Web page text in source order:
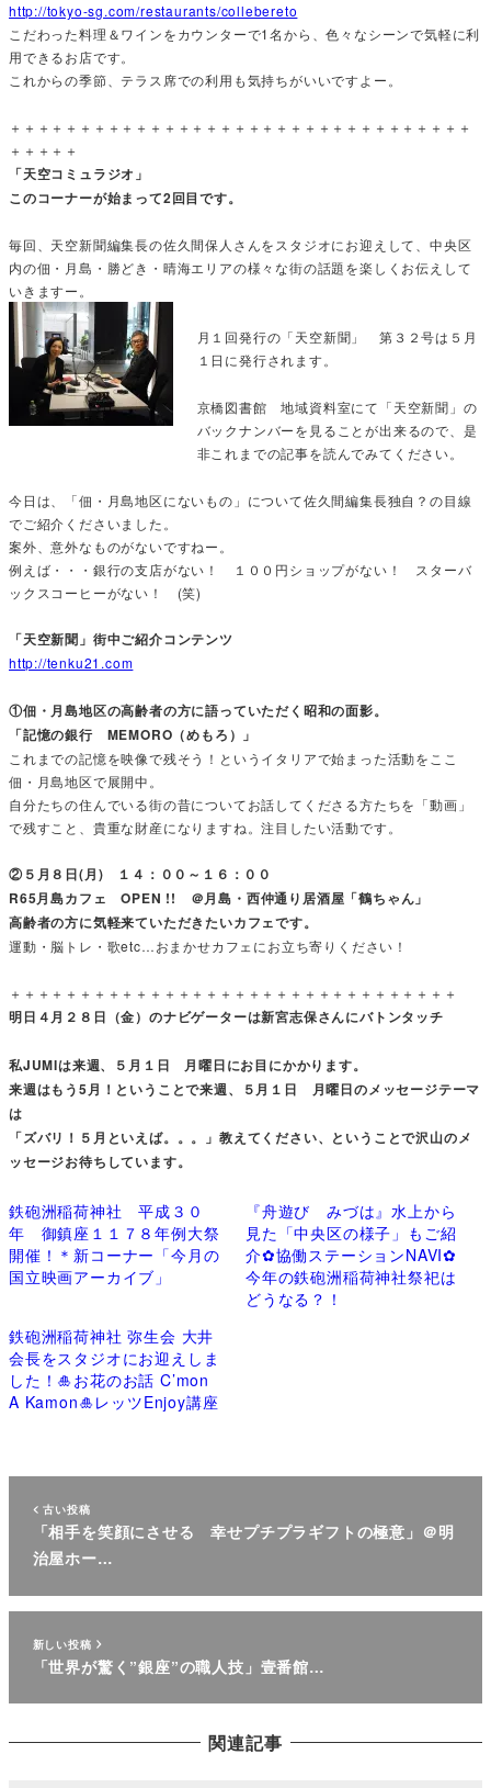
http://tokyo-sg.com/restaurants/collebereto
こだわった料理＆ワインをカウンターで1名から、色々なシーンで気軽に利
用できるお店です。
これからの季節、テラス席での利用も気持ちがいいですよー。
＋＋＋＋＋＋＋＋＋＋＋＋＋＋＋＋＋＋＋＋＋＋＋＋＋＋＋＋＋＋＋＋＋
＋＋＋＋＋
「天空コミュラジオ」
このコーナーが始まって2回目です。
毎回、天空新聞編集長の佐久間保人さんをスタジオにお迎えして、中央区
内の佃・月島・勝どき・晴海エリアの様々な街の話題を楽しくお伝えして
いきますー。
月１回発行の「天空新聞」 第３２号は５月
１日に発行されます。
京橋図書館 地域資料室にて「天空新聞」の
バックナンバーを見ることが出来るので、是
非これまでの記事を読んでみてください。
今日は、「佃・月島地区にないもの」について佐久間編集長独自？の目線
でご紹介くださいました。
案外、意外なものがないですねー。
例えば・・・銀行の支店がない！ １００円ショップがない！ スターバ
ックスコーヒーがない！ (笑)
「天空新聞」街中ご紹介コンテンツ
http://tenku21.com
①佃・月島地区の高齢者の方に語っていただく昭和の面影。
「記憶の銀行 MEMORO（めもろ）」
これまでの記憶を映像で残そう！というイタリアで始まった活動をここ
佃・月島地区で展開中。
自分たちの住んでいる街の昔についてお話してくださる方たちを「動画」
で残すこと、貴重な財産になりますね。注目したい活動です。
②５月８日(月) １４：００～１６：００
R65月島カフェ OPEN !! ＠月島・西仲通り居酒屋「鶴ちゃん」
高齢者の方に気軽来ていただきたいカフェです。
運動・脳トレ・歌etc…おまかせカフェにお立ち寄りください！
＋＋＋＋＋＋＋＋＋＋＋＋＋＋＋＋＋＋＋＋＋＋＋＋＋＋＋＋＋＋＋＋
明日４月２８日（金）のナビゲーターは新宮志保さんにバトンタッチ
私JUMIは来週、５月１日 月曜日にお目にかかります。
来週はもう5月！ということで来週、５月１日 月曜日のメッセージテーマ
は
「ズバリ！５月といえば。。。」教えてください、ということで沢山のメ
ッセージお待ちしています。
鉄砲洲稲荷神社 平成３０
年 御鎮座１１７８年例大祭
開催！＊新コーナー「今月の
国立映画アーカイブ」
『舟遊び みづは』水上から
見た「中央区の様子」もご紹
介✿協働ステーションNAVI✿
今年の鉄砲洲稲荷神社祭祀は
どうなる？！
鉄砲洲稲荷神社 弥生会 大井
会長をスタジオにお迎えしま
した！🎍お花のお話 C’mon
A Kamon🎍レッツEnjoy講座
古い投稿
「相手を笑顔にさせる 幸せプチプラギフトの極意」＠明
治屋ホー…
新しい投稿
「世界が驚く”銀座”の職人技」壹番館…
関連記事